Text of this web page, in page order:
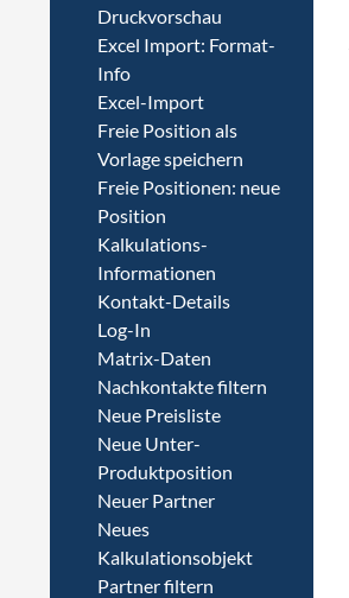
Druckvorschau
Excel Import: Format-
Info
Excel-Import
Freie Position als
Vorlage speichern
Freie Positionen: neue
Position
Kalkulations-
Informationen
Kontakt-Details
Log-In
Matrix-Daten
Nachkontakte filtern
Neue Preisliste
Neue Unter-
Produktposition
Neuer Partner
Neues
Kalkulationsobjekt
Partner filtern